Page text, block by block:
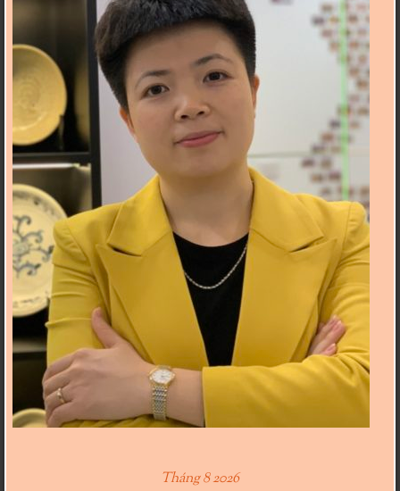
Tháng 8 2026